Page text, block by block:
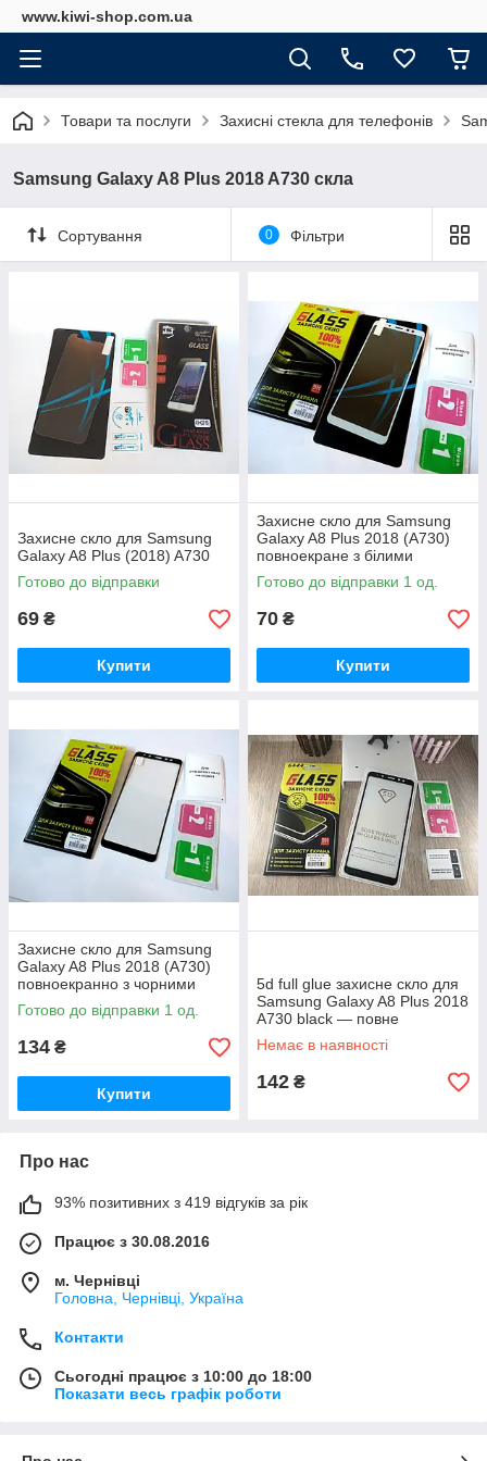
www.kiwi-shop.com.ua
Товари та послуги Захисні стекла для телефонів
Samsung Galaxy A8 Plus 2018 A730 скла
Сортування 0 Фільтри
Захисне скло для Samsung
Galaxy A8 Plus (2018) A730
Готово до відправки
69 ₴
Купити
Захисне скло для Samsung
Galaxy A8 Plus 2018 (A730)
повноекране з білими
рамками
Готово до відправки 1 од.
70 ₴
Купити
Захисне скло для Samsung
Galaxy A8 Plus 2018 (A730)
повноекранно з чорними
рамками
Готово до відправки 1 од.
134 ₴
Купити
5d full glue захисне скло для
Samsung Galaxy A8 Plus 2018
A730 black — повне
проклеювання
Немає в наявності
142 ₴
Про нас
93% позитивних з 419 відгуків за рік
Працює з 30.08.2016
м. Чернівці
Головна, Чернівці, Україна
Контакти
Сьогодні працює з 10:00 до 18:00
Показати весь графік роботи